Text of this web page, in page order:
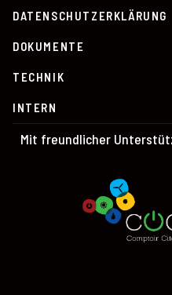
DATENSCHUTZERKLÄRUNG
DOKUMENTE
TECHNIK
INTERN
Mit freundlicher